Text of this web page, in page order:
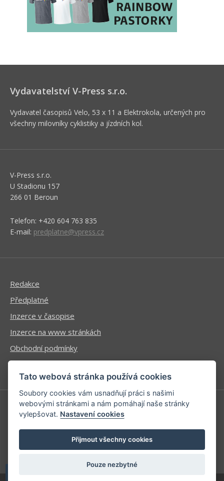
Vydavatelství V-Press s.r.o.
Vydavatel časopisů Velo, 53 x 11 a Elektrokola, určených pro
všechny milovníky cyklistiky a jízdních kol.
V-Press s.r.o.
U Stadionu 157
266 01 Beroun
Telefon: +420 604 763 835
E-mail: predplatne@vpress.cz
Redakce
Předplatné
Inzerce v časopise
Inzerce na www stránkách
Obchodní podmínky
Ochrana osobních údajů
Příhlášení | Registrace
Kontaktní informace
Mapa stránek
Tato webová stránka používá cookies
Soubory cookies vám usnadňují práci s našimi
webovými stránkami a nám pomáhají naše stránky
vylepšovat. Nastavení cookies
Přijmout všechny cookies
Pouze nezbytné